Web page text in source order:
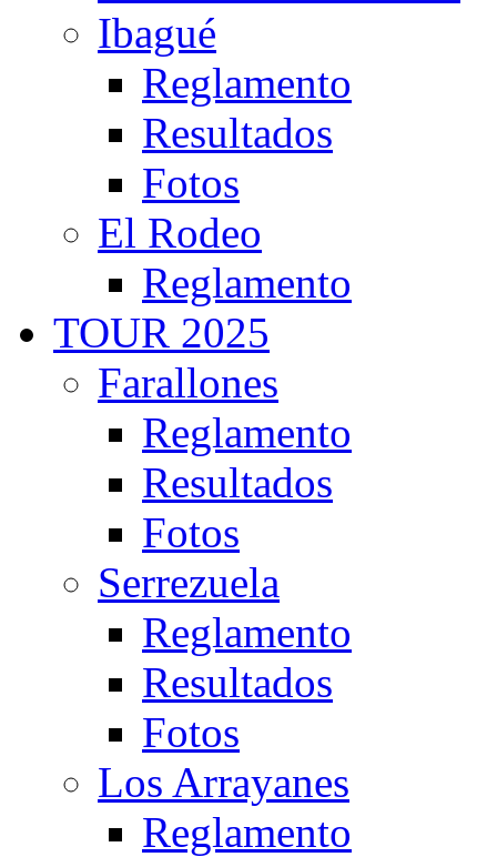
Ibagué
Reglamento
Resultados
Fotos
El Rodeo
Reglamento
TOUR 2025
Farallones
Reglamento
Resultados
Fotos
Serrezuela
Reglamento
Resultados
Fotos
Los Arrayanes
Reglamento